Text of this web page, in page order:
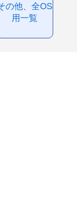
の他、全OS
用一覧